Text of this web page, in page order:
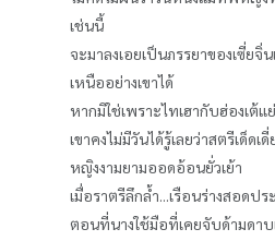
เช่นนี้
จะมาลงเอยเป็นภรรยาของเซี่ย
เหนืออย่างเขาได้
หากมิใช่เพราะไทเฮากับฮ่องเต้แ
เขาคงไม่มีวันได้รู้เลยว่าสตรีเด็ดเ
หญิงงามยามออดอ้อนยั่วเย้า
เมื่อราตรีลึกล้ำ...เรือนร่างสอดปร
ตอนที่นางใช้มือที่เคยจับด้ามดา